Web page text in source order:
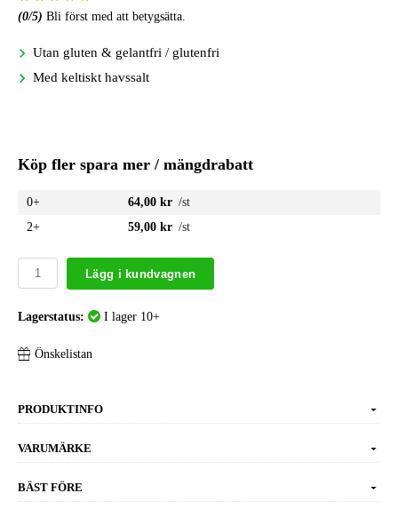
(0/5) Bli först med att betygsätta.
Utan gluten & gelantfri / glutenfri
Med keltiskt havssalt
Köp fler spara mer / mängdrabatt
0+ 64,00 kr /st
2+
59,00 kr /st
Lägg i kundvagnen
Lagerstatus: I lager 10+
Önskelistan
PRODUKTINFO
VARUMÄRKE
BÄST FÖRE